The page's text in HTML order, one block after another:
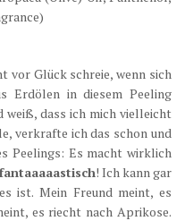
Glück schreie, wenn sich
Erdölen in diesem Peeling
weiß, dass ich mich vielleicht
verkrafte ich das schon und
Peelings: Es macht wirklich
! Ich kann gar
ist. Mein Freund meint, es
es riecht nach Aprikose.